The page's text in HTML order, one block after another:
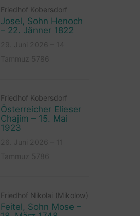
Friedhof Kobersdorf
Josel, Sohn Henoch
– 22. Jänner 1822
Friedhof Kobersdorf
Österreicher Elieser
Chajim – 15. Mai
1923
Friedhof Nikolai (Mikolow)
Feitel, Sohn Mose –